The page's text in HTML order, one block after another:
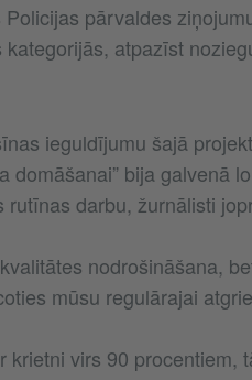
pārvaldes
atpazīst
ieguldījumu šajā
domāšanai” bija galvenā
rutīnas darbu, žurnālisti
nodrošināšana,
mūsu regulārajai
krietni virs 90